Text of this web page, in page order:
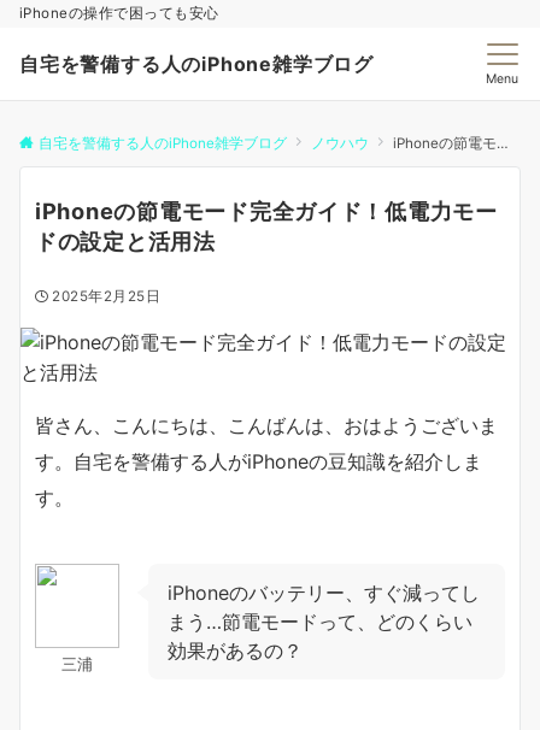
iPhoneの操作で困っても安心
自宅を警備する人のiPhone雑学ブログ
Menu
自宅を警備する人のiPhone雑学ブログ ノウハウ iPhoneの節電モード完全ガイド！低電力モードの設定と活用法
iPhoneの節電モード完全ガイド！低電力モー
ドの設定と活用法
2025年2月25日
皆さん、こんにちは、こんばんは、おはようございま
す。自宅を警備する人がiPhoneの豆知識を紹介しま
す。
三浦
iPhoneのバッテリー、すぐ減ってし
まう…節電モードって、どのくらい
効果があるの？